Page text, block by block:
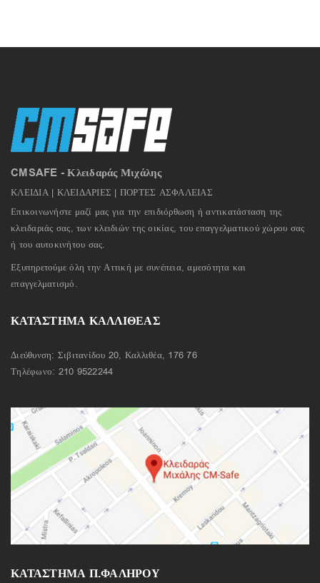
CMSAFE - Κλειδαράς Μιχάλης
ΚΛΕΙΔΙΑ | ΚΛΕΙΔΑΡΙΕΣ | ΠΟΡΤΕΣ ΑΣΦΑΛΕΙΑΣ
Επικοινωνήστε μαζί μας για την επιδιόρθωση ή αντικατάσταση της
κλειδαριάς σας, των κλειδιών της οικίας, του επαγγελματικού χώρου σας
ή του αυτοκινήτου σας.
Εξυπηρετούμε όλη την Αττική με συνέπεια, αμεσότητα και
επαγγελματισμό.
ΚΑΤΑΣΤΗΜΑ ΚΑΛΛΙΘΕΑΣ
Διεύθυνση: Σιβιτανίδου 20, Καλλιθέα, 176 76
Τηλέφωνο: 210 9522244
ΚΑΤΑΣΤΗΜΑ Π.ΦΑΛΗΡΟΥ